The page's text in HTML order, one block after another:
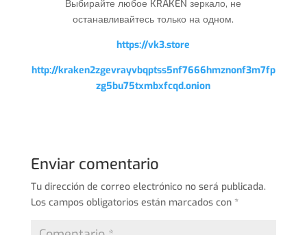
Выбирайте любое KRAKEN зеркало, не
останавливайтесь только на одном.
https://vk3.store
http://kraken2zgevrayvbqptss5nf7666hmznonf3m7fp
zg5bu75txmbxfcqd.onion
Enviar comentario
Tu dirección de correo electrónico no será publicada.
Los campos obligatorios están marcados con *